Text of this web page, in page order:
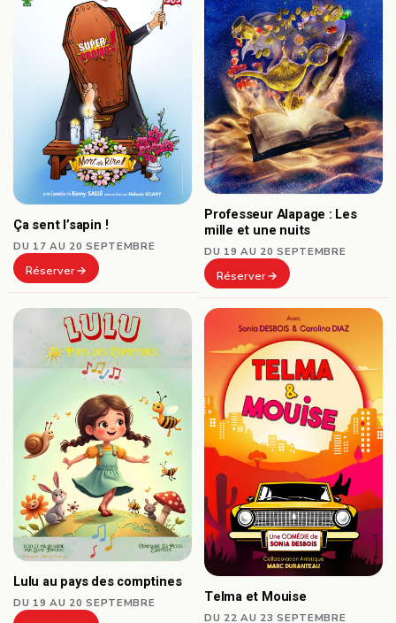
Ça sent l’sapin !
DU 17 AU 20 SEPTEMBRE
Réserver
Professeur Alapage : Les
mille et une nuits
DU 19 AU 20 SEPTEMBRE
Réserver
Lulu au pays des comptines
DU 19 AU 20 SEPTEMBRE Telma et Mouise
DU 22 AU 23 SEPTEMBRE